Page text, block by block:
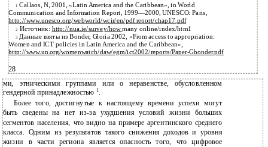
1 Callaos, N, 2001, «Latin America and the Caribbean», in World
Communication and Information Report, 1999—2000, UNESCO: Paris,
http://www.unesco.org/webworld/wcir/en/pdf report/chap17.pdf
2 Источник: http://nua.ie/survey/howmany online/index/htm1
3 Данные взяты из Bonder, Gloria 2002, «From access to appropriation:
Women and ICT policies in Latin America and the Caribbean»,
http://www.un.org/womenwatch/daw/egm/ict2002/reports/Paper-Gbonder.pdf
28
ми, этническими группами или о неравенстве, обусловленном
гендерной принадлежностью 1.
Более того, достигнутые к настоящему времени успехи могут
быть сведены на нет из-за ухудшения условий жизни больших
сегментов населения, что видно на примере аргентинского среднего
класса. Одним из результатов такого снижения доходов и уровня
жизни в части региона является опасность того, что цифровое